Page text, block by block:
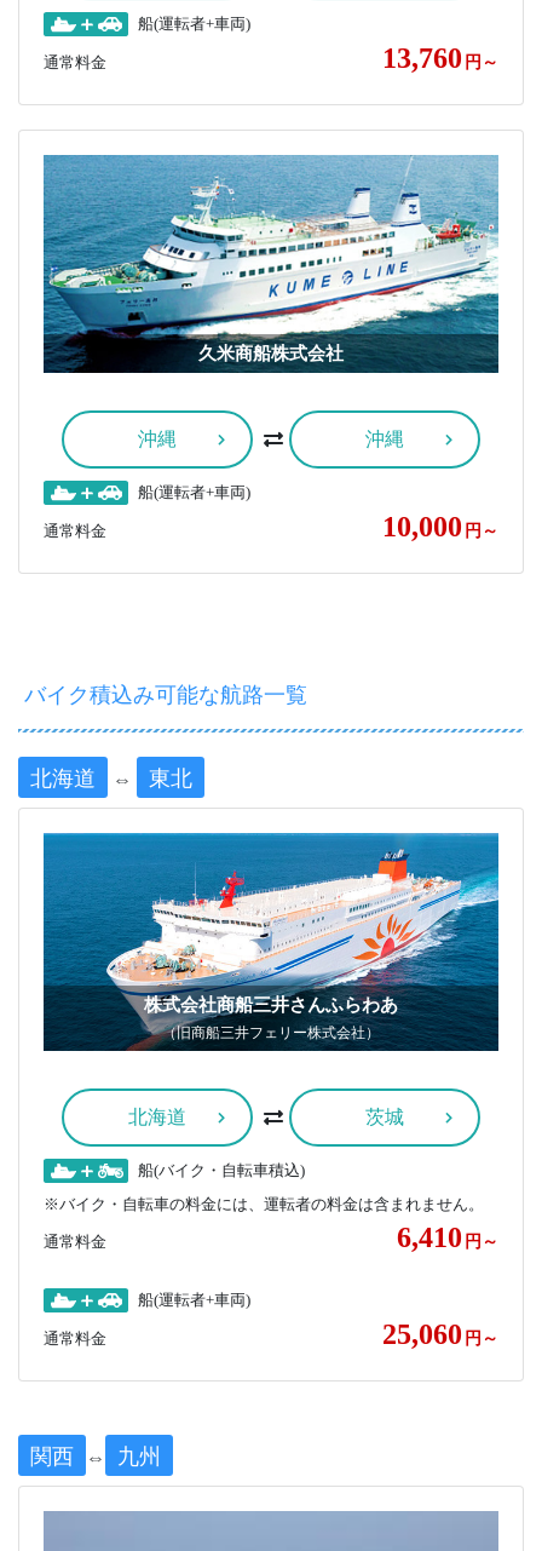
船(運転者+車両)
通常料金 13,760 円～
久米商船株式会社
沖縄 沖縄
船(運転者+車両)
通常料金 10,000 円～
バイク積込み可能な航路一覧
北海道 ⇔ 東北
株式会社商船三井さんふらわあ
（旧商船三井フェリー株式会社）
北海道 茨城
船(バイク・自転車積込)
※バイク・自転車の料金には、運転者の料金は含まれません。
通常料金 6,410 円～
船(運転者+車両)
通常料金 25,060 円～
関西 ⇔ 九州